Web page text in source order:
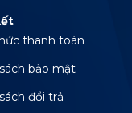
thanh toán
bảo mật
đổi trả